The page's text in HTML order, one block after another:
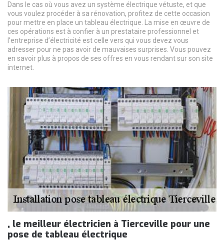
Dans le cas où vous avez un système électrique vétuste, et que
vous voulez procéder à sa rénovation, profitez de cette occasion
pour mettre en place un tableau électrique. La mise en œuvre de
ces opérations est à confier à un prestataire professionnel et
l’entreprise d’électricité est celle vers qui vous devez vous
adresser pour ne pas avoir de mauvaises surprises. Vous pouvez
en savoir plus à propos de ses offres en vous rendant sur son site
internet.
, le meilleur électricien à Tierceville pour une
pose de tableau électrique